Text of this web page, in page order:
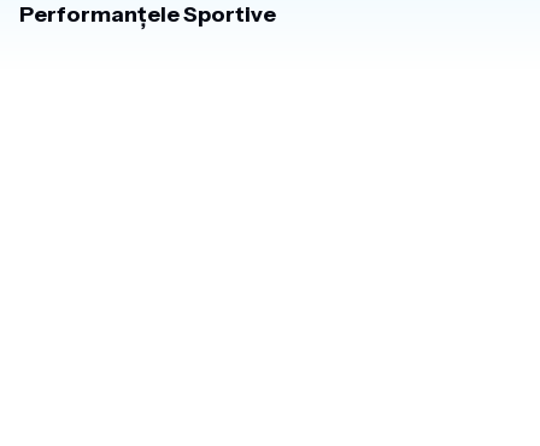
Performanțele Sportive